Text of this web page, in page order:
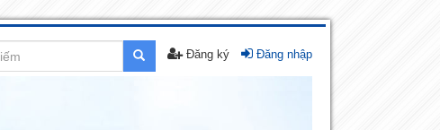
Đăng ký Đăng nhập